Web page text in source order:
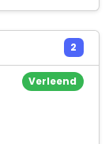
2
Verleend